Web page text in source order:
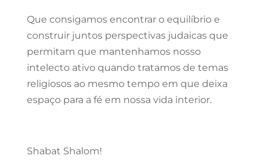
Que consigamos encontrar o equilíbrio e
construir juntos perspectivas judaicas que
permitam que mantenhamos nosso
intelecto ativo quando tratamos de temas
religiosos ao mesmo tempo em que deixa
espaço para a fé em nossa vida interior.
Shabat Shalom!